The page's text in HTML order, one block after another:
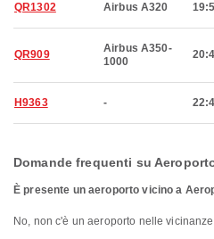
QR1302 Airbus A320
QR909
Airbus A350-
1000
H9363 -
Domande frequenti su
È presente un aeroporto vicino a
No, non c'è un aeroporto nelle